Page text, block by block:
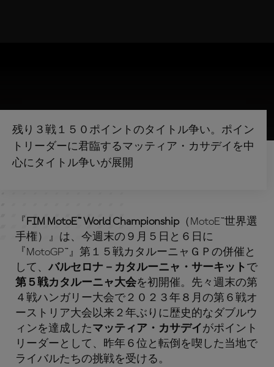
残り３戦１５０ポイントのタイトル争い。ポイン
トリーダーに君臨するマッティア・カサデイを中
心にタイトル争いが展開
『 FIM MotoE™ World Championship（MotoE™世界選
手権）』は、今週末の９月５日と６日に
『MotoGP™』第１５戦カタルーニャＧＰの併催と
して、 バルセロナ－カタルーニャ・サーキット で
第５戦カタルーニャ大会を初開催。先々週末の第
４戦ハンガリー大会で２０２３年８月の第６戦オ
ーストリア大会以来２年ぶりに歴史的なダブルウ
ィンを達成したマッティア・カサデイ がポイント
リーダーとして、昨年６位と転倒を喫した当地で
ライバルたちの挑戦を受ける。